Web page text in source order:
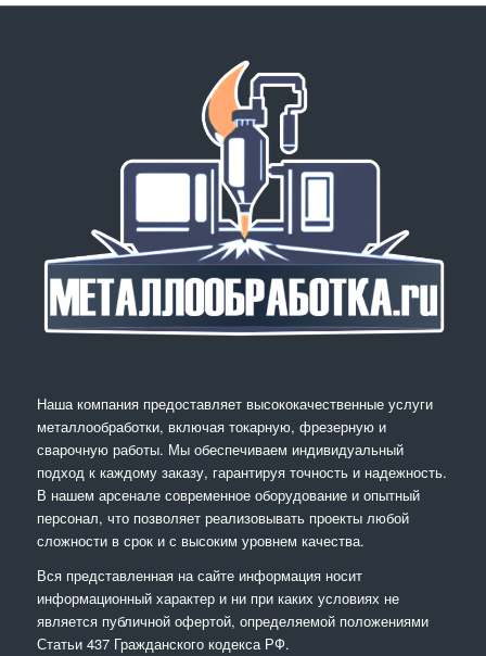
Наша компания предоставляет высококачественные услуги
металлообработки, включая токарную, фрезерную и
сварочную работы. Мы обеспечиваем индивидуальный
подход к каждому заказу, гарантируя точность и надежность.
В нашем арсенале современное оборудование и опытный
персонал, что позволяет реализовывать проекты любой
сложности в срок и с высоким уровнем качества.
Вся представленная на сайте информация носит
информационный характер и ни при каких условиях не
является публичной офертой, определяемой положениями
Статьи 437 Гражданского кодекса РФ.